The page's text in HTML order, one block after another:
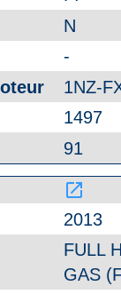
N
-
1NZ-
1497
91
launch
2013
FULL
GAS